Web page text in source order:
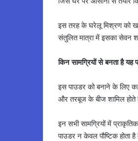
इस तरह के घरेलू मिश्रण को
संतुलित मात्रा में इसका सेवन
किन सामग्रियों से बनता है यह
इस पाउडर को बनाने के लिए
और तरबूज के बीज शामिल होते
इन सभी सामग्रियों में
पाउडर न केवल पौष्टिक होता